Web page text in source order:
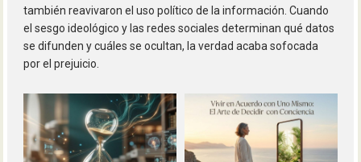
también reavivaron el uso político de la información. Cuando
el sesgo ideológico y las redes sociales determinan qué datos
se difunden y cuáles se ocultan, la verdad acaba sofocada
por el prejuicio.